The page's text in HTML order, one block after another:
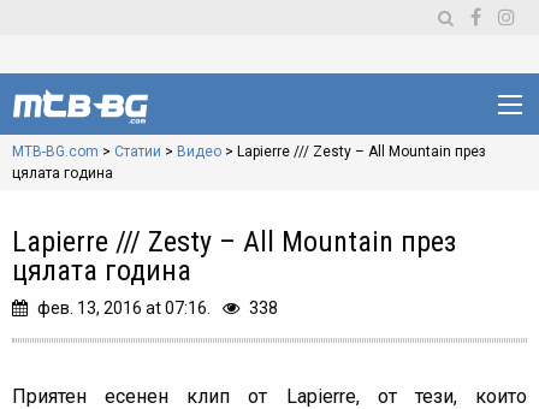
MTB-BG.com > Статии > Видео > Lapierre /// Zesty – All Mountain през
цялата година
Lapierre /// Zesty – All Mountain през
цялата година
фев. 13, 2016 at 07:16. 338
Приятен есенен клип от Lapierre, от тези, които